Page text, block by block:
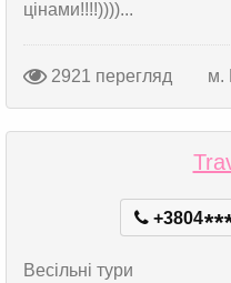
цінами!!!!))))...
2921 перегляд м.
+3804**
Весільні тури